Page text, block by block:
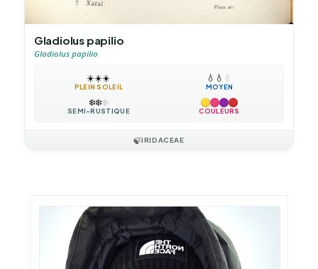
Gladiolus papilio
Gladiolus papilio
☀️☀️☀️
PLEIN SOLEIL
💧 💧 💧
MOYEN
❄️❄️❄️
SEMI-RUSTIQUE COULEURS
🍃IRIDACEAE